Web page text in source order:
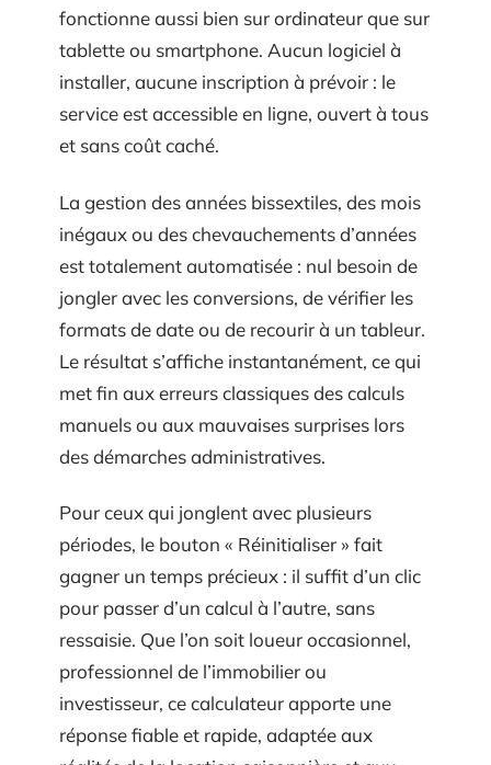
fonctionne aussi bien sur ordinateur que sur
tablette ou smartphone. Aucun logiciel à
installer, aucune inscription à prévoir : le
service est accessible en ligne, ouvert à tous
et sans coût caché.
La gestion des années bissextiles, des mois
inégaux ou des chevauchements d’années
est totalement automatisée : nul besoin de
jongler avec les conversions, de vérifier les
formats de date ou de recourir à un tableur.
Le résultat s’affiche instantanément, ce qui
met fin aux erreurs classiques des calculs
manuels ou aux mauvaises surprises lors
des démarches administratives.
Pour ceux qui jonglent avec plusieurs
périodes, le bouton « Réinitialiser » fait
gagner un temps précieux : il suffit d’un clic
pour passer d’un calcul à l’autre, sans
ressaisie. Que l’on soit loueur occasionnel,
professionnel de l’immobilier ou
investisseur, ce calculateur apporte une
réponse fiable et rapide, adaptée aux